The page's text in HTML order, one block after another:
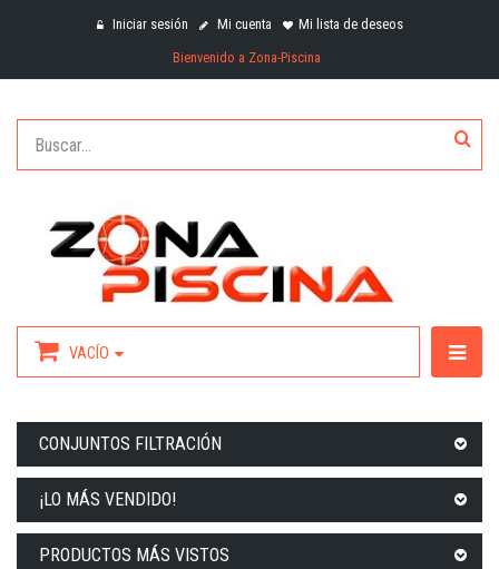
Iniciar sesión Mi cuenta
Mi lista de deseos
Bienvenido a Zona-Piscina
VACÍO
CONJUNTOS FILTRACIÓN
¡LO MÁS VENDIDO!
PRODUCTOS MÁS VISTOS